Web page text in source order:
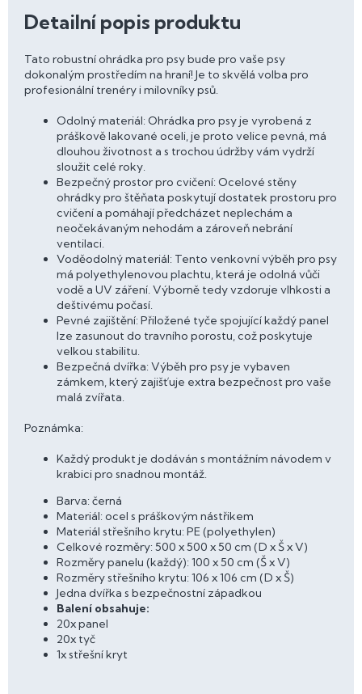
Detailní popis produktu
Tato robustní ohrádka pro psy bude pro vaše psy
dokonalým prostředím na hraní! Je to skvělá volba pro
profesionální trenéry i milovníky psů.
Odolný materiál: Ohrádka pro psy je vyrobená z
práškově lakované oceli, je proto velice pevná, má
dlouhou životnost a s trochou údržby vám vydrží
sloužit celé roky.
Bezpečný prostor pro cvičení: Ocelové stěny
ohrádky pro štěňata poskytují dostatek prostoru pro
cvičení a pomáhají předcházet neplechám a
neočekávaným nehodám a zároveň nebrání
ventilaci.
Voděodolný materiál: Tento venkovní výběh pro psy
má polyethylenovou plachtu, která je odolná vůči
vodě a UV záření. Výborně tedy vzdoruje vlhkosti a
deštivému počasí.
Pevné zajištění: Přiložené tyče spojující každý panel
lze zasunout do travního porostu, což poskytuje
velkou stabilitu.
Bezpečná dvířka: Výběh pro psy je vybaven
zámkem, který zajišťuje extra bezpečnost pro vaše
malá zvířata.
Poznámka:
Každý produkt je dodáván s montážním návodem v
krabici pro snadnou montáž.
Barva: černá
Materiál: ocel s práškovým nástřikem
Materiál střešního krytu: PE (polyethylen)
Celkové rozměry: 500 x 500 x 50 cm (D x Š x V)
Rozměry panelu (každý): 100 x 50 cm (Š x V)
Rozměry střešního krytu: 106 x 106 cm (D x Š)
Jedna dvířka s bezpečnostní západkou
Balení obsahuje:
20x panel
20x tyč
1x střešní kryt